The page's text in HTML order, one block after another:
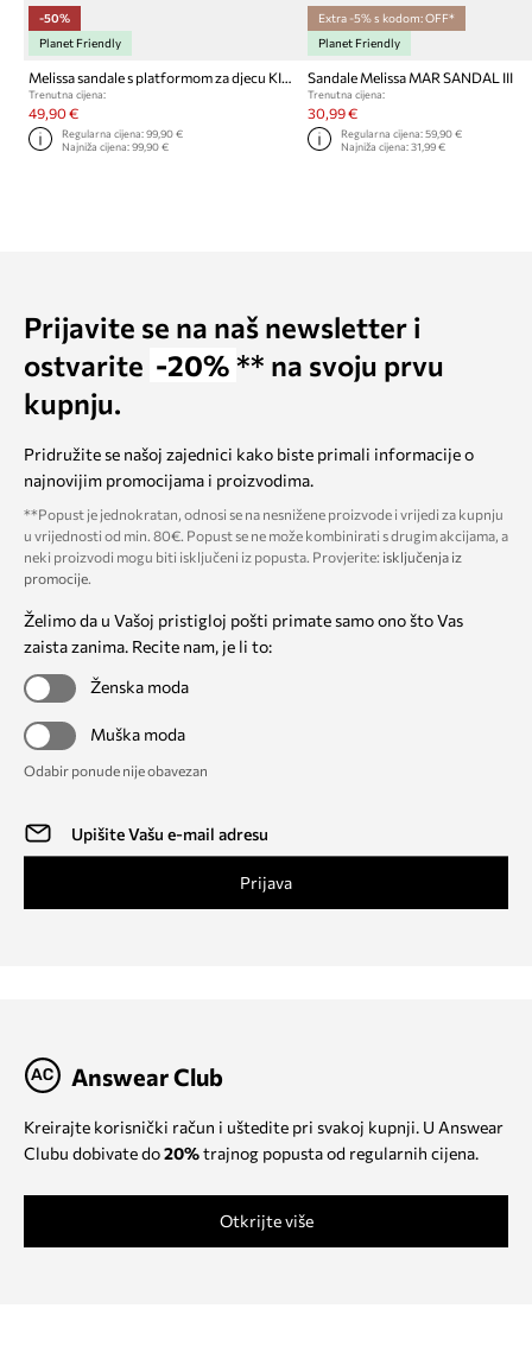
-50%
Planet Friendly
Melissa sandale s platformom za djecu KICK OFF SANDAL
Trenutna cijena:
49,90 €
Regularna cijena:99,90 €
Najniža cijena:99,90 €
Extra -5% s kodom: OFF*
Planet Friendly
Sandale Melissa MAR SANDAL III
Trenutna cijena:
30,99 €
Regularna cijena: 59,90 €
Najniža cijena: 31,99 €
Prijavite se na naš newsletter i
ostvarite -20% ** na svoju prvu
kupnju.
Pridružite se našoj zajednici kako biste primali informacije o
najnovijim promocijama i proizvodima.
**Popust je jednokratan, odnosi se na nesnižene proizvode i vrijedi za kupnju
u vrijednosti od min. 80€. Popust se ne može kombinirati s drugim akcijama, a
neki proizvodi mogu biti isključeni iz popusta. Provjerite: isključenja iz
promocije
Želimo da u Vašoj pristigloj pošti primate samo ono što Vas
zaista zanima. Recite nam, je li to:
Ženska moda
Muška moda
Odabir ponude nije obavezan
Prijava
Answear Club
Kreirajte korisnički račun i uštedite pri svakoj kupnji. U Answear
Clubu dobivate do20%trajnog popusta od regularnih cijena.
Otkrijte više